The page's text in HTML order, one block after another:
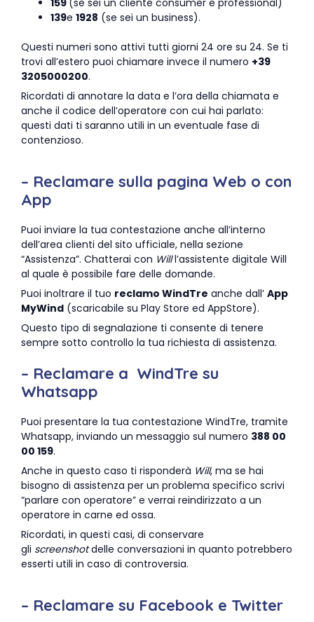
159 (se sei un cliente consumer e professional)
139e 1928 (se sei un business).
Questi numeri sono attivi tutti giorni 24 ore su 24. Se ti
trovi all’estero puoi chiamare invece il numero +39
3205000200.
Ricordati di annotare la data e l’ora della chiamata e
anche il codice dell’operatore con cui hai parlato:
questi dati ti saranno utili in un eventuale fase di
contenzioso.
– Reclamare sulla pagina Web o con
App
Puoi inviare la tua contestazione anche all’interno
dell’area clienti del sito ufficiale, nella sezione
“Assistenza”. Chatterai con Willl’assistente digitale Will
al quale è possibile fare delle domande.
Puoi inoltrare il tuo reclamo WindTre anche dall’ App
MyWind (scaricabile su Play Store ed AppStore).
Questo tipo di segnalazione ti consente di tenere
sempre sotto controllo la tua richiesta di assistenza.
– Reclamare a WindTre su
Whatsapp
Puoi presentare la tua contestazione WindTre, tramite
Whatsapp, inviando un messaggio sul numero 388 00
00 159.
Anche in questo caso ti risponderà Will, ma se hai
bisogno di assistenza per un problema specifico scrivi
“parlare con operatore” e verrai reindirizzato a un
operatore in carne ed ossa.
Ricordati, in questi casi, di conservare
gli screenshotdelle conversazioni in quanto potrebbero
esserti utili in caso di controversia.
– Reclamare su Facebook e Twitter